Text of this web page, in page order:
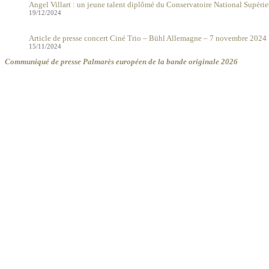
Angel Villart : un jeune talent diplômé du Conservatoire National
19/12/2024
Article de presse concert Ciné Trio – Bühl Allemagne – 7 novembre 2024
15/11/2024
Communiqué de presse Palmarès européen de la bande originale 2026